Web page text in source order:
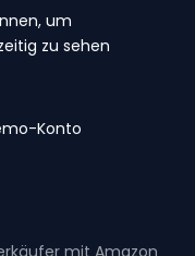
um
zu sehen
Konto